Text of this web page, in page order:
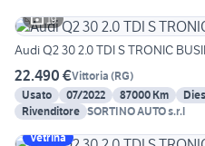
19
Audi Q2 30 2.0 TDI S TRONIC
22.490 €Vittoria (RG)
Usato
07/2022 87000 Km
Rivenditore SORTINO AUTO s.r.l
Vetrina